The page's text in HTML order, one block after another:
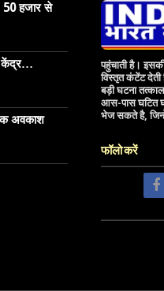
50 हजार से
केंद्र…
अवकाश
पहुंचाती है।
विस्तृत कंटेंट देती
बड़ी घटना
आस-पास घटित
भेज सकते है,
फॉलो करें